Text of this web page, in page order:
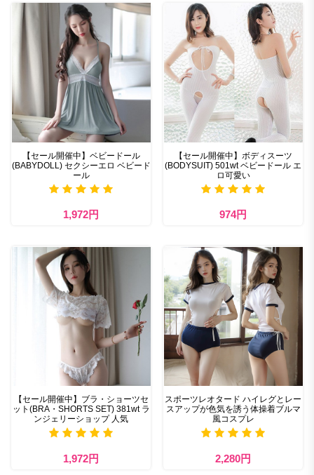
【セール開催中】ベビードール
(BABYDOLL) セクシーエロ ベビード
ール
1,972円
【セール開催中】ボディスーツ
(BODYSUIT) 501wt ベビードール エ
ロ可愛い
974円
【セール開催中】ブラ・ショーツセ
ット(BRA・SHORTS SET) 381wt ラ
ンジェリーショップ 人気
1,972円
スポーツレオタード ハイレグとレー
スアップが色気を誘う体操着ブルマ
風コスプレ
2,280円